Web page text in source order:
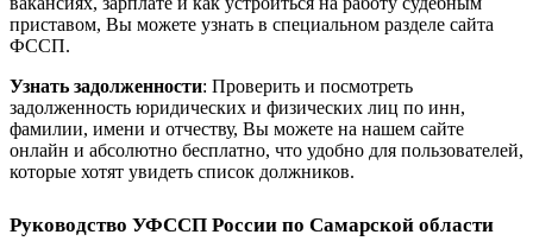
приставом, Вы можете узнать в специальном разделе сайта
ФССП.
Узнать задолженности: Проверить и посмотреть
задолженность юридических и физических лиц по инн,
фамилии, имени и отчеству, Вы можете на нашем сайте
онлайн и абсолютно бесплатно, что удобно для пользователей,
которые хотят увидеть список должников.
Руководство УФССП России по Самарской области